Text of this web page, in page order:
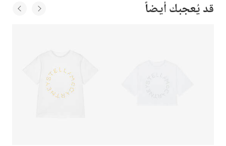
قد يُعجبك أيضاً